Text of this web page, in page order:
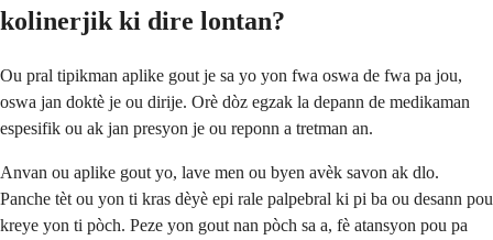
kolinerjik ki dire lontan?
Ou pral tipikman aplike gout je sa yo yon fwa oswa de fwa pa jou,
oswa jan doktè je ou dirije. Orè dòz egzak la depann de medikaman
espesifik ou ak jan presyon je ou reponn a tretman an.
Anvan ou aplike gout yo, lave men ou byen avèk savon ak dlo.
Panche tèt ou yon ti kras dèyè epi rale palpebral ki pi ba ou desann pou
kreye yon ti pòch. Peze yon gout nan pòch sa a, fè atansyon pou pa